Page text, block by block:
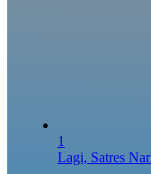
1
Lagi, Satres